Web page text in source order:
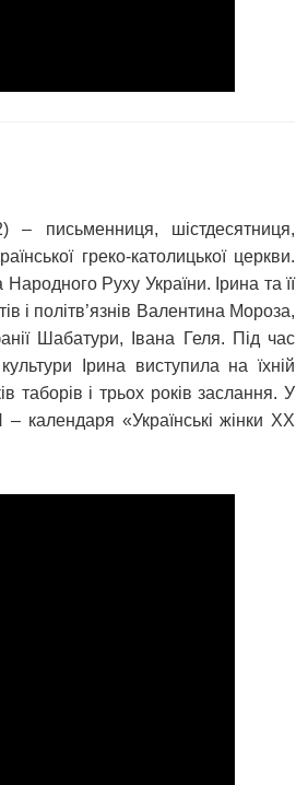
письменниця, шістдесятниця,
греко-католицької церкви.
Руху України. Ірина та її
і політв’язнів Валентина Мороза,
Шабатури, Івана Геля. Під час
Ірина виступила на їхній
таборів і трьох років заслання. У
календаря «Українські жінки XX